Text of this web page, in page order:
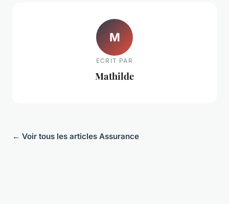
M
ECRIT PAR
Mathilde
← Voir tous les articles Assurance